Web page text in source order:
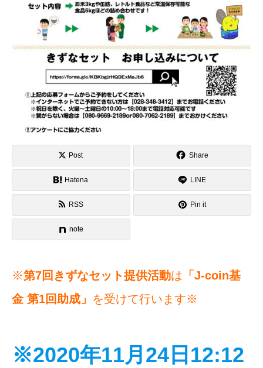
Post Share
Hatena LINE
RSS Pin it
note
※第7回きずなセット提供活動は 「J-coin基
金 第1回助成」 を受けて行います※
※2020年11月24日12:12